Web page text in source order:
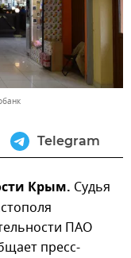
Telegram
Крым. Судья
ПАО
пресс-